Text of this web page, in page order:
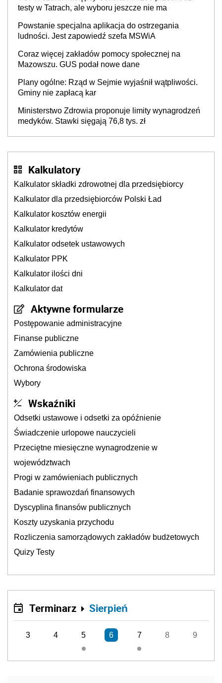
testy w Tatrach, ale wyboru jeszcze nie ma
Powstanie specjalna aplikacja do ostrzegania
ludności. Jest zapowiedź szefa MSWiA
Coraz więcej zakładów pomocy społecznej na
Mazowszu. GUS podał nowe dane
Plany ogólne: Rząd w Sejmie wyjaśnił wątpliwości.
Gminy nie zapłacą kar
Ministerstwo Zdrowia proponuje limity wynagrodzeń
medyków. Stawki sięgają 76,8 tys. zł
Kalkulatory
Kalkulator składki zdrowotnej dla przedsiębiorcy
Kalkulator dla przedsiębiorców Polski Ład
Kalkulator kosztów energii
Kalkulator kredytów
Kalkulator odsetek ustawowych
Kalkulator PPK
Kalkulator ilości dni
Kalkulator dat
Aktywne formularze
Postępowanie administracyjne
Finanse publiczne
Zamówienia publiczne
Ochrona środowiska
Wybory
Wskaźniki
Odsetki ustawowe i odsetki za opóźnienie
Świadczenie urlopowe nauczycieli
Przeciętne miesięczne wynagrodzenie w
województwach
Progi w zamówieniach publicznych
Badanie sprawozdań finansowych
Dyscyplina finansów publicznych
Koszty uzyskania przychodu
Rozliczenia samorządowych zakładów budżetowych
Quizy Testy
Terminarz Sierpień
3 4 5 6 7 8 9